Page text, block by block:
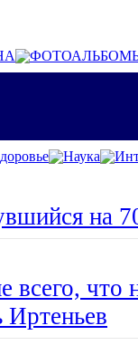
Наука
на
что
Иртеньев